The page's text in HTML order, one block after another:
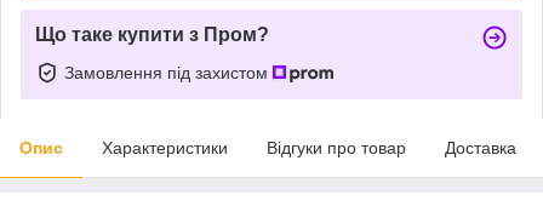
Що таке купити з Пром?
Замовлення під захистом
Опис Характеристики Відгуки про товар Доставка